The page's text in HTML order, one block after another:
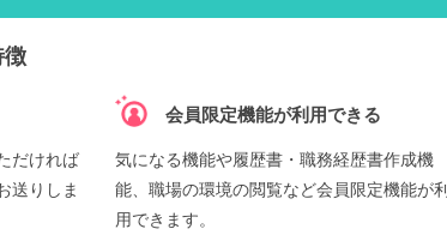
徴
だければ
送りしま
会員限定機能が利用できる
気になる機能や履歴書・職務経歴書作成機
能、職場の環境の閲覧など会員限定機能が利
用できます。